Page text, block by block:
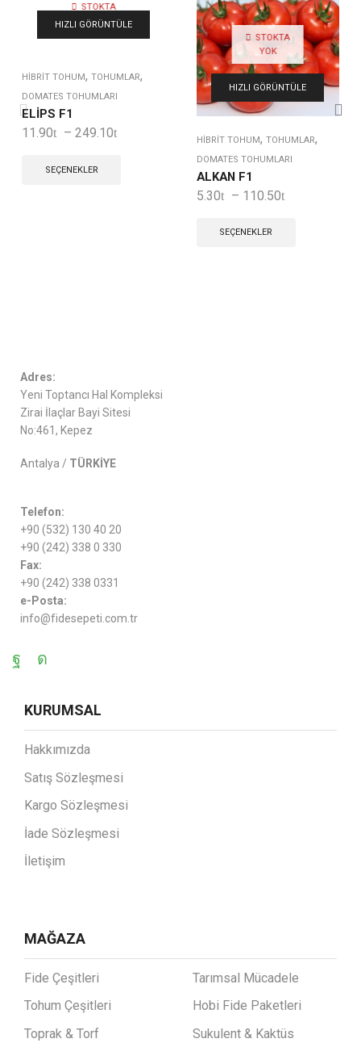
STOKTA
YOK
HIZLI GÖRÜNTÜLE
HIBRIT TOHUM, TOHUMLAR,
DOMATES TOHUMLARI
ELİPS F1
11.90 – 249.10
SEÇENEKLER
STOKTA
YOK
HIZLI GÖRÜNTÜLE
HIBRIT TOHUM, TOHUMLAR,
DOMATES TOHUMLARI
ALKAN F1
5.30 – 110.50
SEÇENEKLER
Adres:
Yeni Toptancı Hal Kompleksi
Zirai İlaçlar Bayi Sitesi
No:461, Kepez
Antalya / TÜRKİYE
Telefon:
+90 (532) 130 40 20
+90 (242) 338 0 330
Fax:
+90 (242) 338 0331
e-Posta:
info@fidesepeti.com.tr
KURUMSAL
Hakkımızda
Satış Sözleşmesi
Kargo Sözleşmesi
İade Sözleşmesi
İletişim
MAĞAZA
Fide Çeşitleri
Tohum Çeşitleri
Toprak & Torf
Tarımsal Mücadele
Hobi Fide Paketleri
Sukulent & Kaktüs